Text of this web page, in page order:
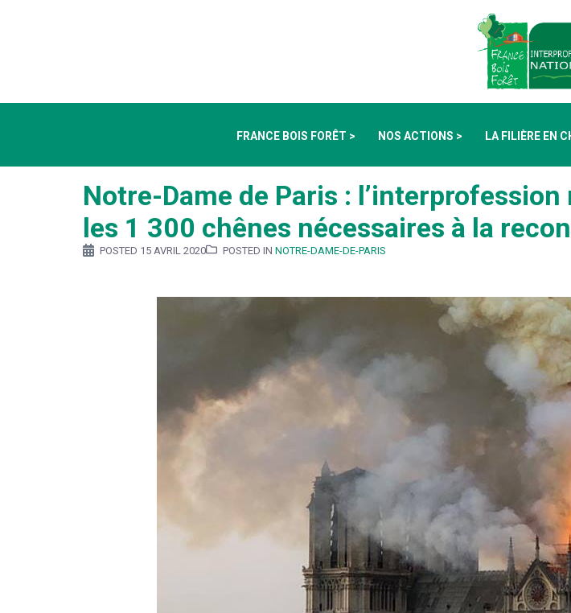
FRANCE BOIS FORÊT > NOS ACTIONS > LA FILIÈRE EN
Notre-Dame de Paris :
les 1 300 chênes nécessaires à la
POSTED 15 AVRIL 2020 POSTED IN NOTRE-DAME-DE-PARIS